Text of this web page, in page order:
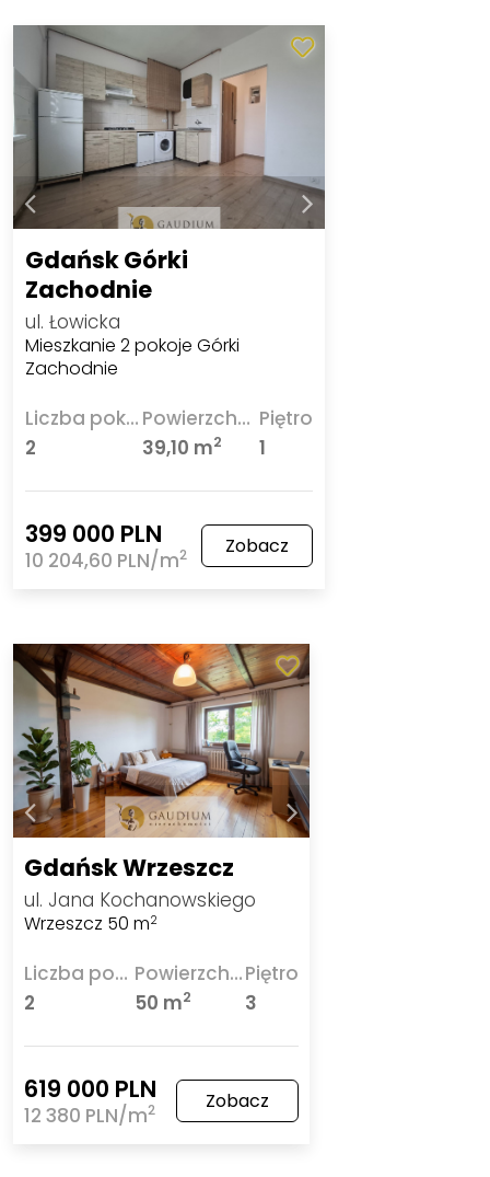
Gdańsk Górki
Zachodnie
ul. Łowicka
Mieszkanie 2 pokoje Górki
Zachodnie
Liczba pokoi
2
Powierzchnia
39,10 m2
Piętro
1
399 000 PLN
10 204,60 PLN/m2 Zobacz
Gdańsk Wrzeszcz
ul. Jana Kochanowskiego
Wrzeszcz 50 m2
Liczba pokoi
2
Powierzchnia
50 m2
Piętro
3
619 000 PLN
12 380 PLN/m2 Zobacz